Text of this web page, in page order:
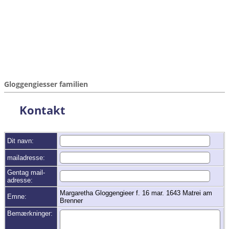
Gloggengiesser familien
Kontakt
Dit navn:
mailadresse:
Gentag mail-
adresse:
Emne:
Margaretha Gloggengieer f. 16 mar. 1643 Matrei am
Brenner
Bemærkninger: